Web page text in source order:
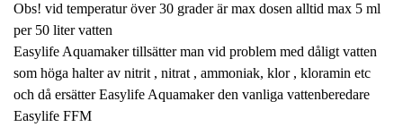
Obs! vid temperatur över 30 grader är max dosen alltid max 5 ml
per 50 liter vatten
Easylife Aquamaker tillsätter man vid problem med dåligt vatten
som höga halter av nitrit , nitrat , ammoniak, klor , kloramin etc
och då ersätter Easylife Aquamaker den vanliga vattenberedare
Easylife FFM